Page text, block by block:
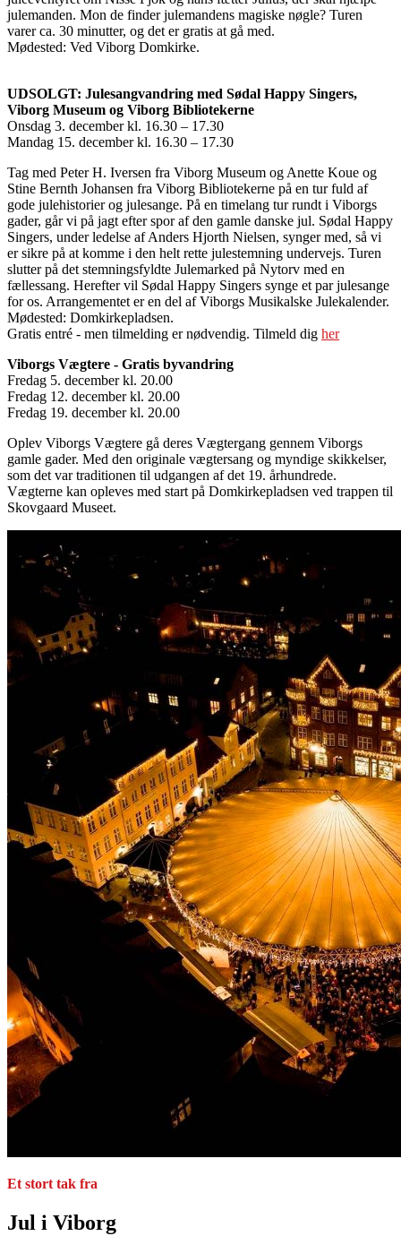
julemanden. Mon de finder julemandens magiske nøgle? Turen
varer ca. 30 minutter, og det er gratis at gå med.
Mødested: Ved Viborg Domkirke.
UDSOLGT: Julesangvandring med Sødal Happy Singers,
Viborg Museum og Viborg Bibliotekerne
Onsdag 3. december kl. 16.30 – 17.30
Mandag 15. december kl. 16.30 – 17.30
Tag med Peter H. Iversen fra Viborg Museum og Anette Koue og
Stine Bernth Johansen fra Viborg Bibliotekerne på en tur fuld af
gode julehistorier og julesange. På en timelang tur rundt i Viborgs
gader, går vi på jagt efter spor af den gamle danske jul. Sødal Happy
Singers, under ledelse af Anders Hjorth Nielsen, synger med, så vi
er sikre på at komme i den helt rette julestemning undervejs. Turen
slutter på det stemningsfyldte Julemarked på Nytorv med en
fællessang. Herefter vil Sødal Happy Singers synge et par julesange
for os. Arrangementet er en del af Viborgs Musikalske Julekalender.
Mødested: Domkirkepladsen.
Gratis entré - men tilmelding er nødvendig. Tilmeld dig her
Viborgs Vægtere - Gratis byvandring
Fredag 5. december kl. 20.00
Fredag 12. december kl. 20.00
Fredag 19. december kl. 20.00
Oplev Viborgs Vægtere gå deres Vægtergang gennem Viborgs
gamle gader. Med den originale vægtersang og myndige skikkelser,
som det var traditionen til udgangen af det 19. århundrede.
Vægterne kan opleves med start på Domkirkepladsen ved trappen til
Skovgaard Museet.
Et stort tak fra
Jul i Viborg